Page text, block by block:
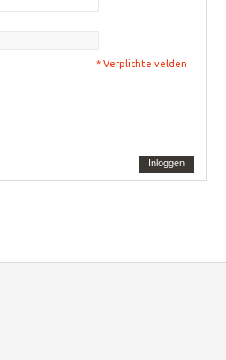
* Verplichte velden
Inloggen